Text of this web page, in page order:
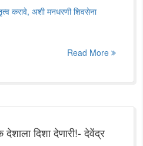
करावे, अशी मनधरणी शिवसेना
Read More
दिशा देणारी!- देवेंद्र